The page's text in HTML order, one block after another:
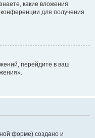
какие вложения
для получения
перейдите в ваш
форме) создано и